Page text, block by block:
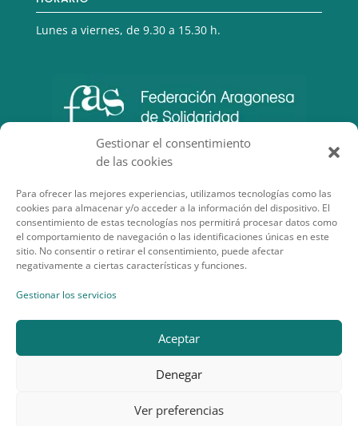
Gestionar el consentimiento
de las cookies
Para ofrecer las mejores experiencias, utilizamos tecnologías como las
cookies para almacenar y/o acceder a la información del dispositivo. El
consentimiento de estas tecnologías nos permitirá procesar datos como
el comportamiento de navegación o las identificaciones únicas en este
sitio. No consentir o retirar el consentimiento, puede afectar
negativamente a ciertas características y funciones.
Gestionar los servicios
Aceptar
Denegar
Ver preferencias
Lunes a viernes, de 9.30 a 15.30 h.
SECCIONES DE INTERÉS